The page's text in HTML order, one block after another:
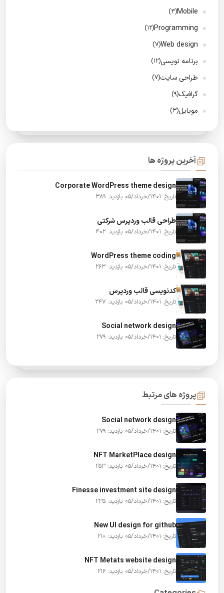
Mobile
(3)
Programming
(12)
Web design
(7)
برنامه نویسی(12)
طراحی سایت(7)
گرافیک(9)
موبایل(3)
آخرین پروژه ها
Corporate WordPress theme design
تاریخ: 1401/خرداد/05 بازدید: 389
طراحی قالب وردپرس شرکتی
تاریخ: 1401/خرداد/05 بازدید: 402
WordPress theme coding
تاریخ: 1401/خرداد/05 بازدید: 263
کدنویسی قالب وردپرس
تاریخ: 1401/خرداد/05 بازدید: 247
Social network design
تاریخ: 1401/خرداد/05 بازدید: 279
پروژه های مرتبط
Social network design
تاریخ: 1401/خرداد/05 بازدید: 279
NFT MarketPlace design
تاریخ: 1401/خرداد/05 بازدید: 253
Finesse investment site design
تاریخ: 1401/خرداد/05 بازدید: 235
New UI design for github
تاریخ: 1401/خرداد/05 بازدید: 210
NFT Metats website design
تاریخ: 1401/خرداد/05 بازدید: 216